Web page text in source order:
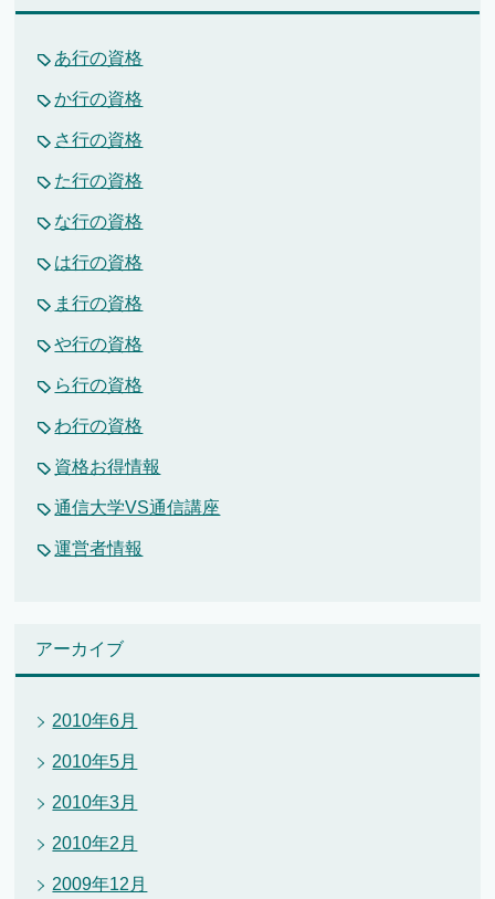
あ行の資格
か行の資格
さ行の資格
た行の資格
な行の資格
は行の資格
ま行の資格
や行の資格
ら行の資格
わ行の資格
資格お得情報
通信大学VS通信講座
運営者情報
アーカイブ
2010年6月
2010年5月
2010年3月
2010年2月
2009年12月